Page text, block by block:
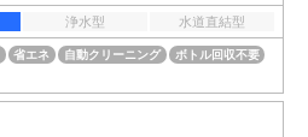
浄水型
水道直結型
省エネ 自動クリーニング
ボトル回収不要